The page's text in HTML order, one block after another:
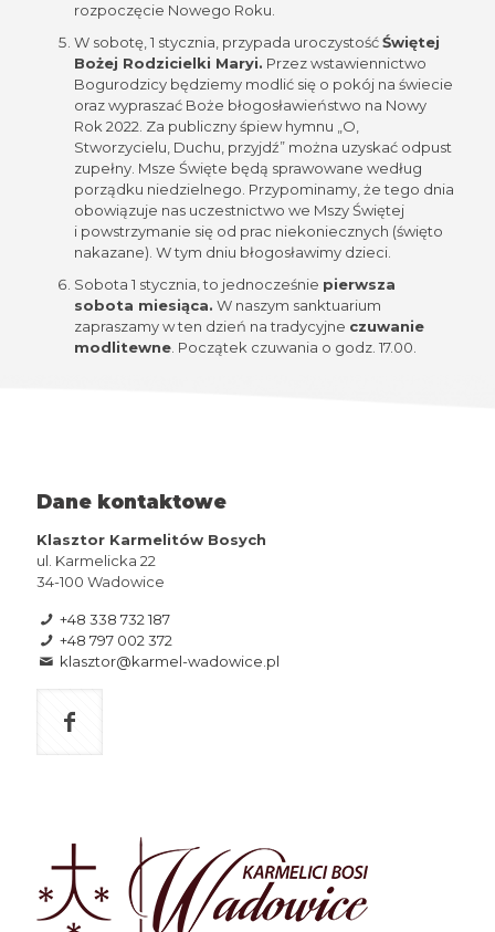
rozpoczęcie Nowego Roku.
W sobotę, 1 stycznia, przypada uroczystośćŚwiętej
Bożej Rodzicielki Maryi. Przez wstawiennictwo
Bogurodzicy będziemy modlić się o pokój na świecie
oraz wypraszać Boże błogosławieństwo na Nowy
Rok 2022. Za publiczny śpiew hymnu „O,
Stworzycielu, Duchu, przyjdź” można uzyskać odpust
zupełny. Msze Święte będą sprawowane według
porządku niedzielnego. Przypominamy, że tego dnia
obowiązuje nas uczestnictwo we Mszy Świętej
i powstrzymanie się od prac niekoniecznych (święto
nakazane). W tym dniu błogosławimy dzieci.
Sobota 1 stycznia, to jednocześnie pierwsza
sobota miesiąca. W naszym sanktuarium
zapraszamy w ten dzień na tradycyjne czuwanie
modlitewne. Początek czuwania o godz. 17.00.
Dane kontaktowe
Klasztor Karmelitów Bosych
ul. Karmelicka 22
34-100 Wadowice
+48 338 732 187
+48 797 002 372
klasztor@karmel-wadowice.pl